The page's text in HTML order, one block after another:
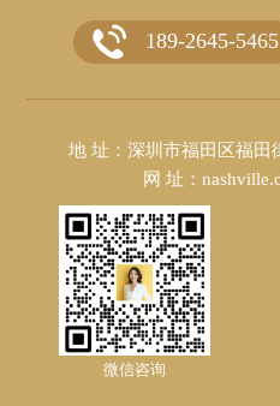
189-2645-5465
地 址：深圳市福田区福田
网 址：
微信咨询